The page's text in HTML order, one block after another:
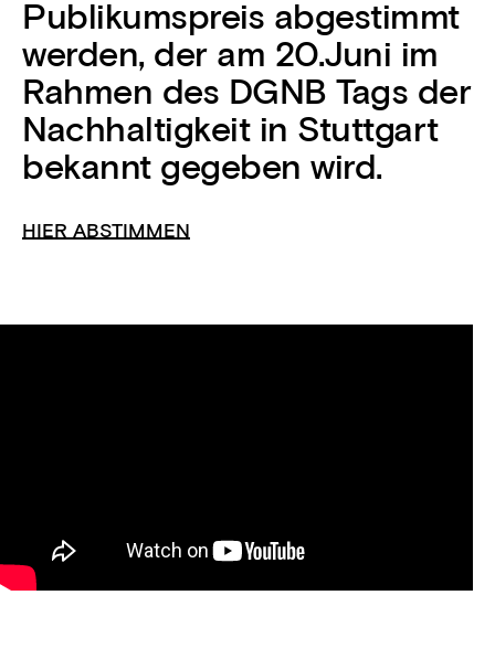
Publikumspreis abgestimmt
werden, der am 20.Juni im
Rahmen des DGNB Tags der
Nachhaltigkeit in Stuttgart
bekannt gegeben wird.
HIER ABSTIMMEN